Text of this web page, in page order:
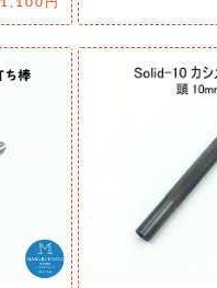
1,100円